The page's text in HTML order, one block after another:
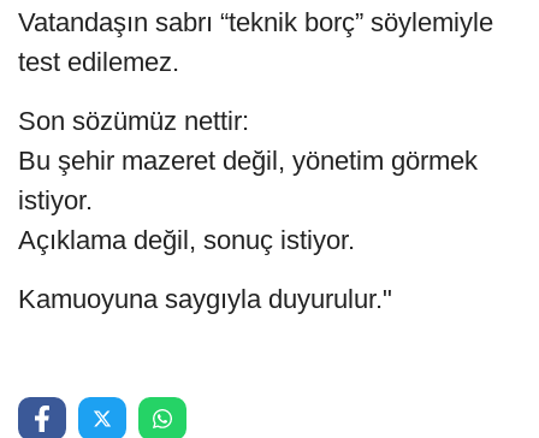
Vatandaşın sabrı “teknik borç” söylemiyle
test edilemez.
Son sözümüz nettir:
Bu şehir mazeret değil, yönetim görmek
istiyor.
Açıklama değil, sonuç istiyor.
Kamuoyuna saygıyla duyurulur."